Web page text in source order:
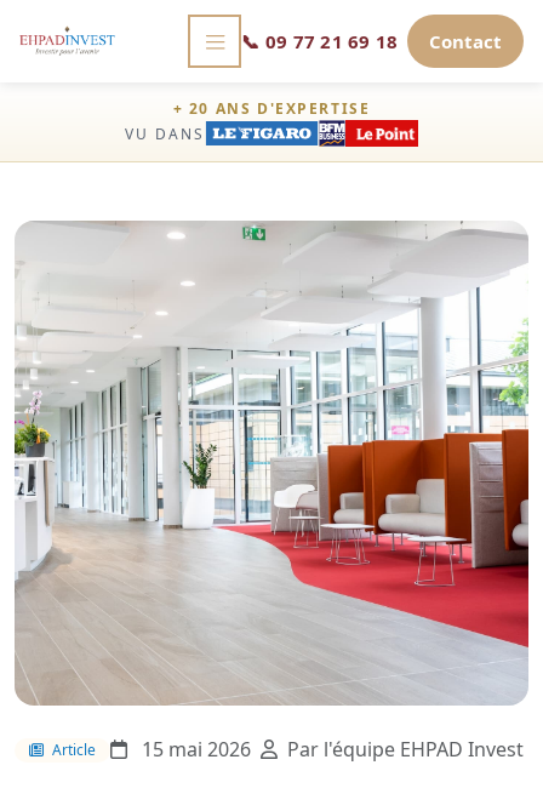
📞 09 77 21 69 18 Contact
+ 20 ANS D'EXPERTISE
VU DANS
Article 15 mai 2026 Par l'équipe EHPAD Invest